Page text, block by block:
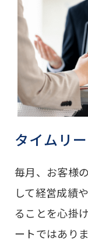
タイムリ
毎月、お客様
して経営成績
ることを心掛
ートではあり